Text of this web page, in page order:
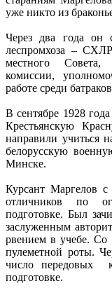
уже никто из
Через два года он
леспромхоза –
местного Совета,
комиссии,
работе среди
В сентябре 1928
Крестьянскую
направили учиться
белорусскую
Минске.
Курсант Маргелов
отличников по
подготовке. Был
заслуженным
рвением в учебе. Со
пулеметной роты.
число передовых
подготовке.